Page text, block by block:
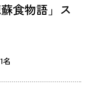
食物語」ス
名